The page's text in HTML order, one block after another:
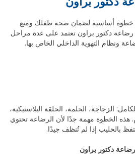
أساسية لضمان صحة طفلك ومنع
رضاعة دكتور براون تعتمد على عدة مراحل
ونظام التهوية الداخلي الخاص بها.
الزجاجة، الحلمة، الحلقة البلاستيكية،
هذه الخطوة مهمة جدًا لأن الرضاعة تحتوي
بالحليب إذا لم تُنظف جيدًا.
دكتور براون